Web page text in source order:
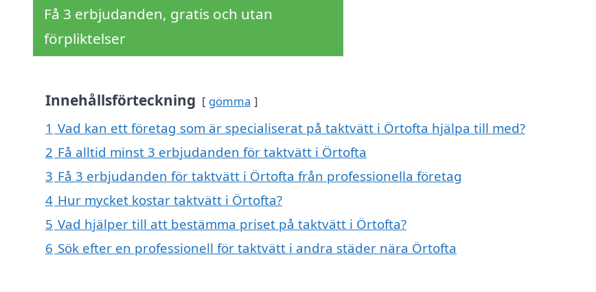
Få 3 erbjudanden, gratis och utan
förpliktelser
Innehållsförteckning gömma
1 Vad kan ett företag som är specialiserat på taktvätt i Örtofta hjälpa till med?
2 Få alltid minst 3 erbjudanden för taktvätt i Örtofta
3 Få 3 erbjudanden för taktvätt i Örtofta från professionella företag
4 Hur mycket kostar taktvätt i Örtofta?
5 Vad hjälper till att bestämma priset på taktvätt i Örtofta?
6 Sök efter en professionell för taktvätt i andra städer nära Örtofta